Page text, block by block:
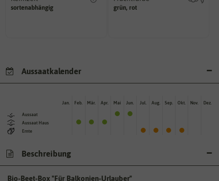
sortenabhängig
unter Idealbedingungen das
erste Keimblattpaar zeigt?
grün, rot
sie nach dem Reifungsprozess
hat.
Aussaatkalender
Aussaat
Aussaat Haus
Ernte
Jan. Feb. Mär. Apr. Mai Jun. Jul. Aug. Sep. Okt. Nov. Dez.
Beschreibung
Bio-Beet-Box "Für Balkonien-Urlauber"